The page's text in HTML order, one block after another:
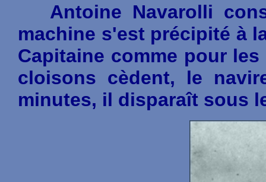
Antoine Navarolli
machine s'est précipité à
Capitaine comme pour
cloisons cèdent, le
minutes, il disparaît sous